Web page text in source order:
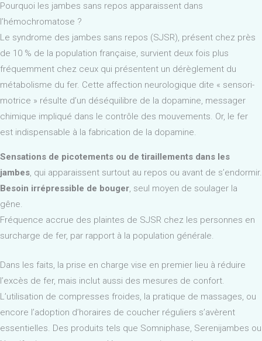
Pourquoi les jambes sans repos apparaissent dans
l’hémochromatose ?
Le syndrome des jambes sans repos (SJSR), présent chez près
de 10 % de la population française, survient deux fois plus
fréquemment chez ceux qui présentent un dérèglement du
métabolisme du fer. Cette affection neurologique dite « sensori-
motrice » résulte d’un déséquilibre de la dopamine, messager
chimique impliqué dans le contrôle des mouvements. Or, le fer
est indispensable à la fabrication de la dopamine.
Sensations de picotements ou de tiraillements dans les
jambes, qui apparaissent surtout au repos ou avant de s’endormir.
Besoin irrépressible de bouger, seul moyen de soulager la
gêne.
Fréquence accrue des plaintes de SJSR chez les personnes en
surcharge de fer, par rapport à la population générale.
Dans les faits, la prise en charge vise en premier lieu à réduire
l’excès de fer, mais inclut aussi des mesures de confort.
L’utilisation de compresses froides, la pratique de massages, ou
encore l’adoption d’horaires de coucher réguliers s’avèrent
essentielles. Des produits tels que Somniphase, Serenijambes ou